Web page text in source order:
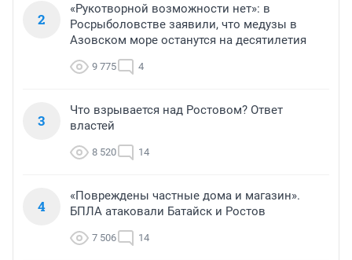
2
«Рукотворной возможности нет»: в
Росрыболовстве заявили, что медузы в
Азовском море останутся на десятилетия
9 775 4
3
Что взрывается над Ростовом? Ответ
властей
8 520 14
4
«Повреждены частные дома и магазин».
БПЛА атаковали Батайск и Ростов
7 506 14